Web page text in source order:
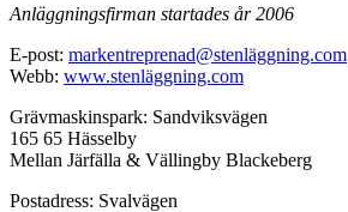
Anläggningsfirman startades år 2006
E-post: markentreprenad@stenläggning.com
Webb: www.stenläggning.com
Grävmaskinspark: Sandviksvägen
165 65 Hässelby
Mellan Järfälla & Vällingby Blackeberg
Postadress: Svalvägen